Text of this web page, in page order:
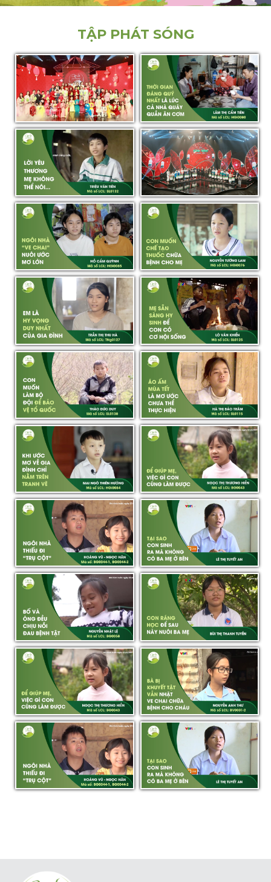
TẬP PHÁT SÓNG
"THẬP KỶ GIEO MẦM XANH" -
14.02.2026 | CLYT
HẬU GIANG
SƠN LA | TRIỆU VĂN TIÊN -
SL0132 - 18.01.2025 | CLYT
GALA CẶP LÁ YÊU THƯƠNG
2025 - HÀNH TRÌNH CỦA LÁ -
26.01.2025 | FULL | CLYT
HẬU GIANG | HỒ CẨM QUỲNH -
12.01.2025 | CLYT
HẬU GIANG | NGUYỄN TƯỜNG
LAM - 05.01.2025 | CLYT
THÁI NGUYÊN | TRẦN THỊ THU
HÀ - TNg0127 - 11.01.2025 |
CLYT
SƠN LA | LÒ VĂN KHIỂN -
SL0125 - 05.01.2025 | CLYT
SƠN LA | THÀO ĐỨC DUY -
SL0138 - 05.01.2025 | CLYT
SƠN LA | HÀ THỊ BẢO TRÂM -
SL0115 - 05.01.2025 | CLYT
HẬU GIANG | MAI NGÔ THIÊN
HƯỞNG - 04.01.2025 | CLYT
BẮC GIANG | NGỌC THỊ
THƯƠNG HIỀN - BG0043 -
16.05.2021 | CLYT
BẮC GIANG | VI LƯƠNG HOÀNG
VŨ (BG0044-1) - VI NGỌC HÂN
(BG0044-2) - 23.05.2021 | CLYT
LÂM ĐỒNG | LÊ THỊ TUYẾT AN -
29.05.2021 | CLYT
BẮC GIANG | NGUYỄN NHẬT LỆ
- BG0058 - 30.05.2021 | CLYT
TIỀN GIANG | BÙI THỊ THANH
TUYỀN - 15.05.2021 | CLYT
BẮC GIANG | NGỌC THỊ
THƯƠNG HIỀN - BG0043 -
16.05.2021 | CLYT
BÀ RỊA – VŨNG TÀU | NGUYỄN
ANH THƯ - BV0001-2 -
22.05.2021 | CLYT
BẮC GIANG | VI LƯƠNG HOÀNG
VŨ (BG0044-1) - VI NGỌC HÂN
(BG0044-2) - 23.05.2021 | CLYT
LÂM ĐỒNG | LÊ THỊ TUYẾT AN -
29.05.2021 | CLYT